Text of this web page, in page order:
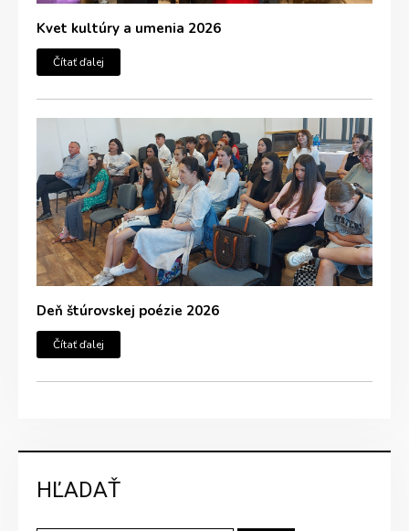
Kvet kultúry a umenia 2026
Čítať ďalej
Deň štúrovskej poézie 2026
Čítať ďalej
HĽADAŤ